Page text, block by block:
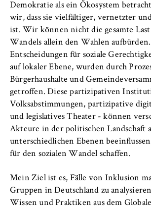
Demokratie als ein Ökosystem
wir, dass sie vielfältiger, vernetzter
ist. Wir können nicht die gesamte
Wandels allein den Wahlen
Entscheidungen für soziale
auf lokaler Ebene, wurden durch
Bürgerhaushalte und
getroffen. Diese partizipativen
Volksabstimmungen, partizipative
und legislatives Theater - können
Akteure in der politischen Landschaft
unterschiedlichen Ebenen
für den sozialen Wandel schaffen.
Mein Ziel ist es, Fälle von Inklusion
Gruppen in Deutschland zu
Wissen und Praktiken aus dem